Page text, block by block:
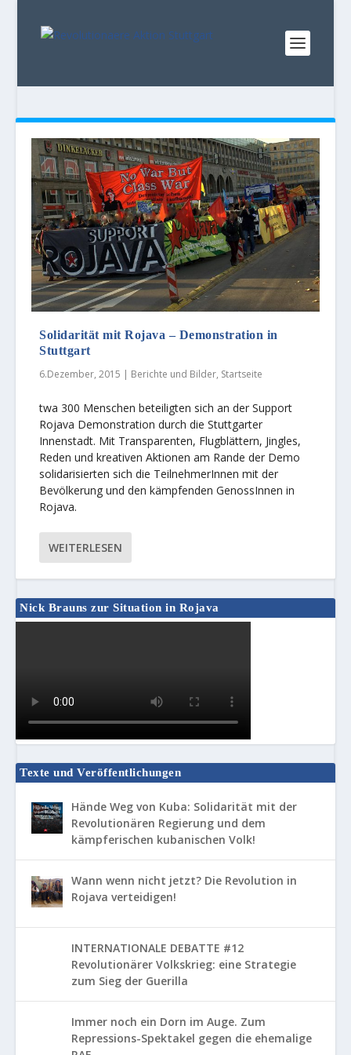
Solidarität mit Rojava – Demonstration in
Stuttgart
6.Dezember, 2015 | Berichte und Bilder, Startseite
twa 300 Menschen beteiligten sich an der Support
Rojava Demonstration durch die Stuttgarter
Innenstadt. Mit Transparenten, Flugblättern, Jingles,
Reden und kreativen Aktionen am Rande der Demo
solidarisierten sich die TeilnehmerInnen mit der
Bevölkerung und den kämpfenden GenossInnen in
Rojava.
WEITERLESEN
Nick Brauns zur Situation in Rojava
Texte und Veröffentlichungen
Hände Weg von Kuba: Solidarität mit der
Revolutionären Regierung und dem
kämpferischen kubanischen Volk!
Wann wenn nicht jetzt? Die Revolution in
Rojava verteidigen!
INTERNATIONALE DEBATTE #12
Revolutionärer Volkskrieg: eine Strategie
zum Sieg der Guerilla
Immer noch ein Dorn im Auge. Zum
Repressions-Spektakel gegen die ehemalige